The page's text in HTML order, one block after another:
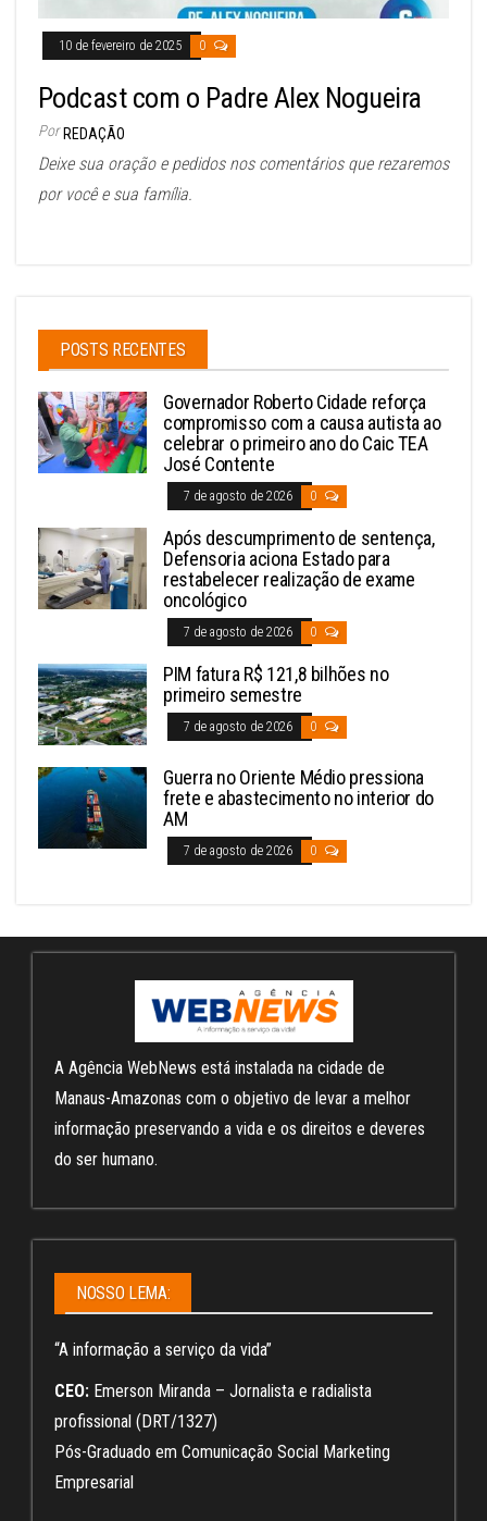
10 de fevereiro de 2025 0
Podcast com o Padre Alex Nogueira
Por REDAÇÃO
Deixe sua oração e pedidos nos comentários que rezaremos
por você e sua família.
POSTS RECENTES
Governador Roberto Cidade reforça
compromisso com a causa autista ao
celebrar o primeiro ano do Caic TEA
José Contente
7 de agosto de 2026 0
Após descumprimento de sentença,
Defensoria aciona Estado para
restabelecer realização de exame
oncológico
7 de agosto de 2026 0
PIM fatura R$ 121,8 bilhões no
primeiro semestre
7 de agosto de 2026 0
Guerra no Oriente Médio pressiona
frete e abastecimento no interior do
AM
7 de agosto de 2026 0
A Agência WebNews está instalada na cidade de
Manaus-Amazonas com o objetivo de levar a melhor
informação preservando a vida e os direitos e deveres
do ser humano.
NOSSO LEMA:
“A informação a serviço da vida”
CEO: Emerson Miranda – Jornalista e radialista
profissional (DRT/1327)
Pós-Graduado em Comunicação Social Marketing
Empresarial